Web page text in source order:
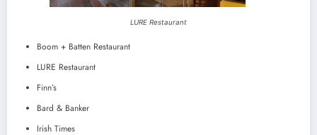
LURE Restaurant
Boom + Batten Restaurant
LURE Restaurant
Finn’s
Bard & Banker
Irish Times